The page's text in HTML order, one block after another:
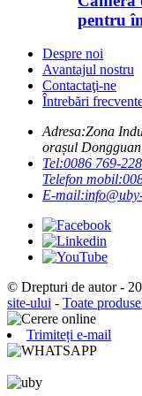
pentru
Despre noi
Avantajul nostru
Contactaţi-ne
Întrebări
Adresa:Zona
orașul
Tel:0086 769-
Telefon mobil:
E-mail:
© Drepturi de autor -
site-ului - Toate
Trimiteți e-mail